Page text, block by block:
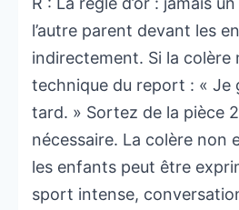
l’autre parent devant les
indirectement. Si la colère
technique du report : « Je
tard. » Sortez de la pièce
nécessaire. La colère non
les enfants peut être
sport intense,